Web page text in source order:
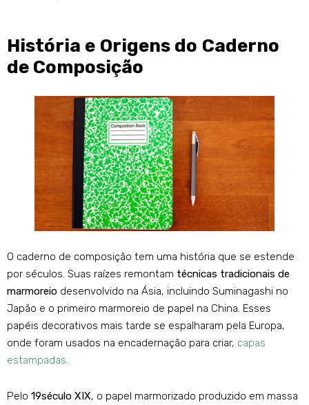
História e Origens do Caderno
de Composição
O caderno de composição tem uma história que se estende
por séculos. Suas raízes remontam técnicas tradicionais de
marmoreio desenvolvido na Ásia, incluindo Suminagashi no
Japão e o primeiro marmoreio de papel na China. Esses
papéis decorativos mais tarde se espalharam pela Europa,
onde foram usados ​​na encadernação para criar, capas
estampadas.
Pelo 19século XIX, o papel marmorizado produzido em massa